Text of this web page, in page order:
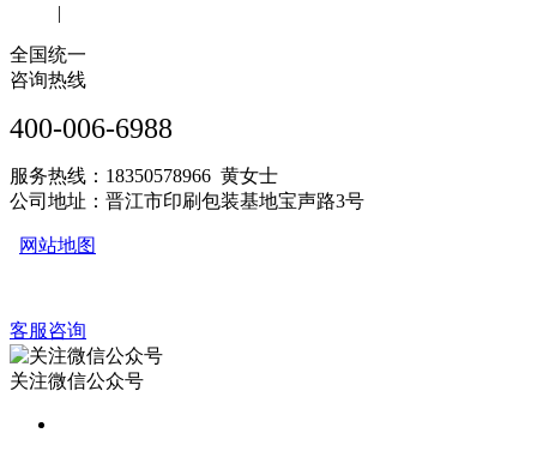
|
全国统一
咨询热线
400-006-6988
服务热线：18350578966 黄女士
公司地址：晋江市印刷包装基地宝声路3号
网站地图
客服咨询
关注微信公众号